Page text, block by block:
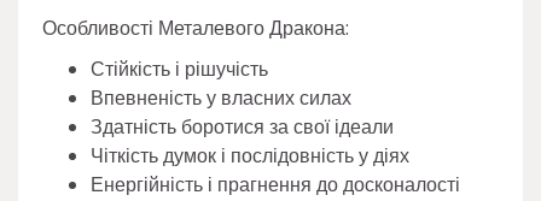
Особливості Металевого Дракона:
Стійкість і рішучість
Впевненість у власних силах
Здатність боротися за свої ідеали
Чіткість думок і послідовність у діях
Енергійність і прагнення до досконалості